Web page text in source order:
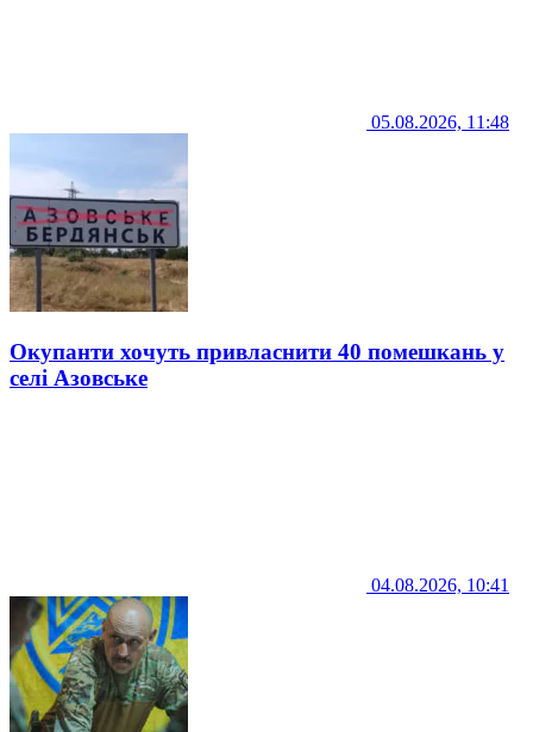
05.08.2026, 11:48
Окупанти хочуть привласнити 40 помешкань у
селі Азовське
04.08.2026, 10:41